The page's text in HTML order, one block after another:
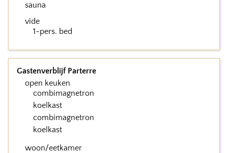
sauna
vide
1-pers. bed
Gastenverblijf Parterre
open keuken
combimagnetron
koelkast
combimagnetron
koelkast
woon/eetkamer